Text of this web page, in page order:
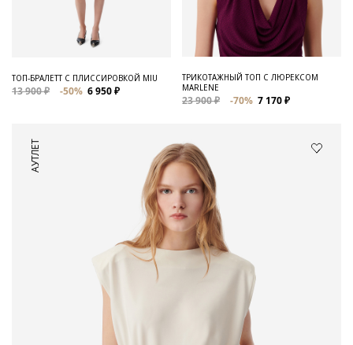
ТОП-БРАЛЕТТ С ПЛИССИРОВКОЙ MIU
13 900 ₽ -50% 6 950 ₽
ТРИКОТАЖНЫЙ ТОП С ЛЮРЕКСОМ
MARLENE
23 900 ₽ -70% 7 170 ₽
АУТЛЕТ